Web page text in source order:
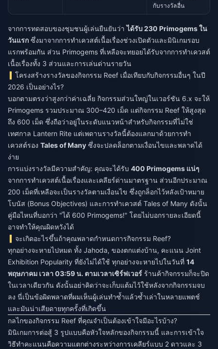
กับรางวัลอื่น
จากการทดสอบของชุมชนผู้เล่นยืนยันว่าได้รับ 230 Primogems ใน
วันแรก ซึ่งมาจากการทำเควสต์เนื้อเรื่องช่วงเปิดตัวและมินิเกมรอบ
แรกพร้อมกัน ส่วน Primogems ที่เหลือจะทยอยได้รับจากการทำเควสต์
เนื้อเรื่องทั้ง 3 ส่วนและการเล่นด่านรายวัน
โครงสร้างรางวัลของกิจกรรม Reef เมื่อเทียบกับกิจกรรมอื่นๆ ในปี
2026 เป็นอย่างไร?
บอกตามตรงว่าสูงกว่าค่าเฉลี่ย กิจกรรมส่วนใหญ่ในเวอร์ชัน 6.x จะให้
Primogems รวมประมาณ 300–420 เม็ด แต่กิจกรรม Reef ให้สูงสุด
ถึง 600 เม็ด ซึ่งถือว่าอยู่ในระดับแนวหน้าสำหรับกิจกรรมที่ไม่ใช่
เทศกาล Lantern Rite แต่เพดานรางวัลนี้ต้องแลกมาด้วยการทำ
เควสต์รอง Tales of Many ซึ่งจะปลดล็อกตามเงื่อนไขและพลาดได้
ง่าย
การแบ่งรางวัลมีความสำคัญ: คุณจะได้รับ 400 Primogems แน่ๆ
จากการทำเควสต์เนื้อเรื่องและเคลียร์ด่านมาตรฐาน ส่วนอีกประมาณ
200 เม็ดที่เหลือจะเป็นรางวัลตามเงื่อนไข ซึ่งถูกล็อกไว้หลังเป้าหมาย
โบนัส (Bonus Objectives) และการทำเควสต์ Tales of Many ดังนั้น
คู่มือไหนที่บอกว่า "ได้ 600 Primogems!" โดยไม่บอกรายละเอียดนี้
อาจทำให้คุณผิดหวังได้
จะเกิดอะไรขึ้นถ้าคุณพลาดกำหนดการกิจกรรม Reef?
ทุกอย่างจะหายไปหมด ทั้ง Jahoda, ของตกแต่งบ้าน, คะแนน Joint
Exhibition Popularity ที่ยังไม่ได้ใช้ ทุกอย่างจะหายไปในวันที่ 14
พฤษภาคม เวลา 03:59 น. ตามเวลาเซิร์ฟเวอร์ ร้านค้ากิจกรรมก็จะปิด
ในเวลาเดียวกัน ดังนั้นอย่าคิดว่าจะเก็บแต้มไว้ใช้หลังจากกิจกรรมจบ
ลง นี่เป็นข้อผิดพลาดที่ผมเห็นผู้เล่นทำซ้ำแล้วซ้ำเล่าในหลายแพตช์
และมันน่าเสียดายทุกครั้งที่เกิดขึ้น
กลไกของกิจกรรม Reef ที่คุณจำเป็นต้องเข้าใจมีอะไรบ้าง?
มินิเกมการต่อสู้ 3 รูปแบบคือหัวใจหลักของกิจกรรมนี้ และการเข้าใจ
วิธีทำคะแนนคือความแตกต่างระหว่างการเคลียร์แบบ 2 ดาวและ 3